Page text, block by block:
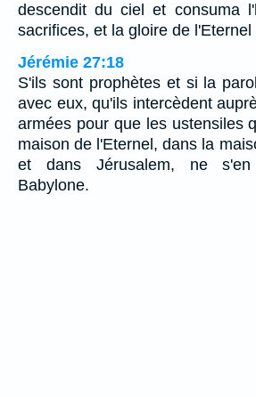
descendit du ciel et consuma
sacrifices, et la gloire de
Jérémie 27:18
S'ils sont prophètes et si la
avec eux, qu'ils intercèdent
armées pour que les ustensiles
maison de l'Eternel, dans la
et dans Jérusalem, ne
Babylone.